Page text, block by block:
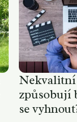
způsobují
se